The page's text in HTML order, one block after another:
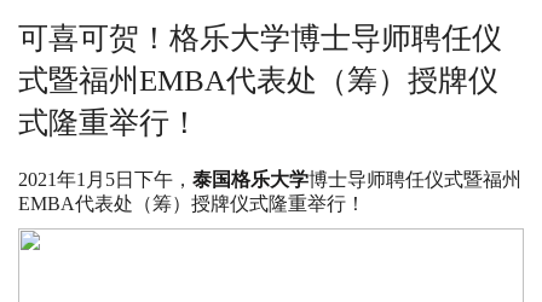
可喜可贺！格乐大学博士导师聘任仪
式暨福州EMBA代表处（筹）授牌仪
式隆重举行！
2021年1月5日下午， 泰国格乐大学博士导师聘任仪式暨福州
EMBA代表处（筹）授牌仪式隆重举行！